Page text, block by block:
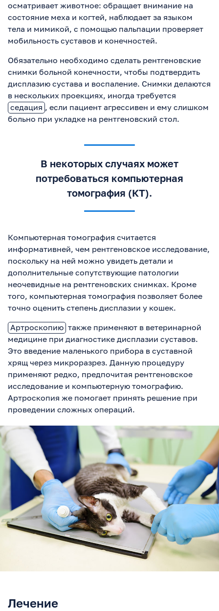
осматривает животное: обращает внимание на
состояние меха и когтей, наблюдает за языком
тела и мимикой, с помощью пальпации проверяет
мобильность суставов и конечностей.
Обязательно необходимо сделать рентгеновские
снимки больной конечности, чтобы подтвердить
дисплазию сустава и воспаление. Снимки делаются
в нескольких проекциях, иногда требуется
седация , если пациент агрессивен и ему слишком
больно при укладке на рентгеновский стол.
В некоторых случаях может
потребоваться компьютерная
томография (КТ).
Компьютерная томография считается
информативней, чем рентгеновское исследование,
поскольку на ней можно увидеть детали и
дополнительные сопутствующие патологии
неочевидные на рентгеновских снимках. Кроме
того, компьютерная томография позволяет более
точно оценить степень дисплазии у кошек.
Артроскопию также применяют в ветеринарной
медицине при диагностике дисплазии суставов.
Это введение маленького прибора в суставной
хрящ через микроразрез. Данную процедуру
применяют редко, предпочитая рентгеновское
исследование и компьютерную томографию.
Артроскопия же помогает принять решение при
проведении сложных операций.
Лечение